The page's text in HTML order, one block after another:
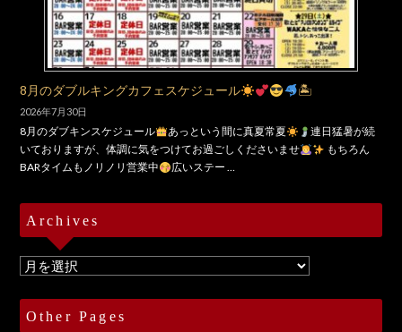
8月のダブルキングカフェスケジュール 🏝
2026年7月30日
8月のダブキンスケジュール あっという間に真夏常夏
連日猛暑が続
いておりますが、体調に気をつけてお過ごしくださいませ
もちろん
BARタイムもノリノリ営業中
広いステー …
Archives
Archives
Other Pages